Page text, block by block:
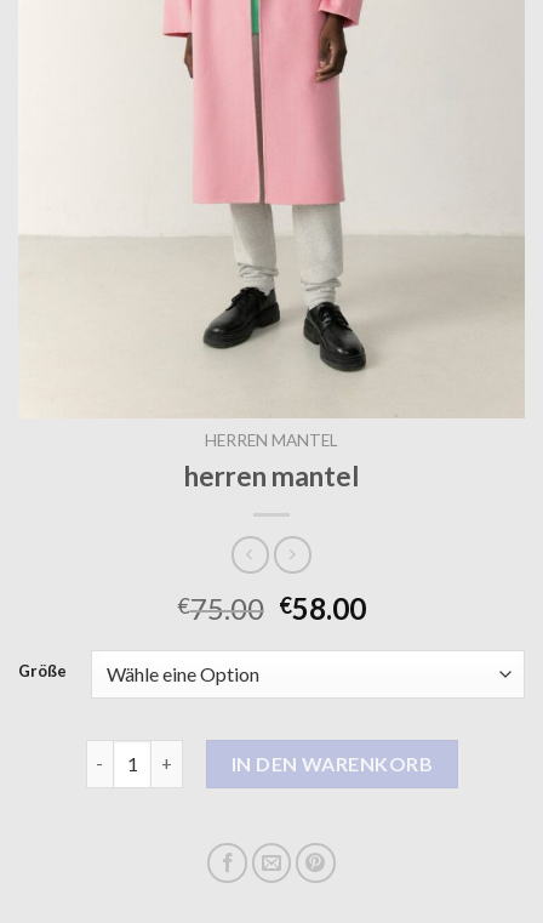
HERREN MANTEL
herren mantel
€75.00 €58.00
Größe
IN DEN WARENKORB